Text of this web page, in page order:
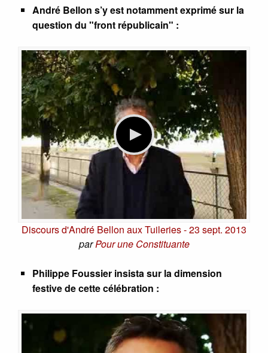
André Bellon s’y est notamment exprimé sur la
question du "front républicain" :
Discours d'André Bellon aux Tuileries - 23 sept. 2013
parPour une Constituante
Philippe Foussier insista sur la dimension
festive de cette célébration :